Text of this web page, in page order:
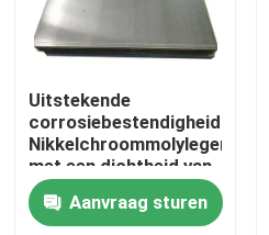
Huis
Uitstekende
corrosiebestendigheid
Nikkelchroommolylegering
met een dichtheid van
8,89 G/cm3
Aanvraag sturen